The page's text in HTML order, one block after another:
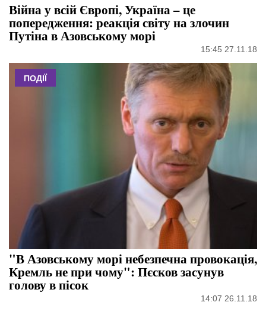
Війна у всій Європі, Україна – це
попередження: реакція світу на злочин
Путіна в Азовському морі
15:45 27.11.18
ПОДІЇ
"В Азовському морі небезпечна провокація,
Кремль не при чому": Пєсков засунув
голову в пісок
14:07 26.11.18